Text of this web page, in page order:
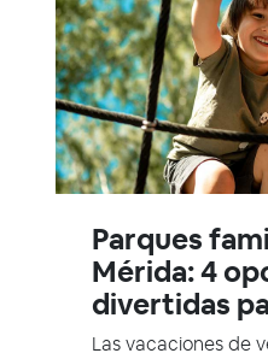
Parques
Mérida: 4
divertidas
Las vacaciones de